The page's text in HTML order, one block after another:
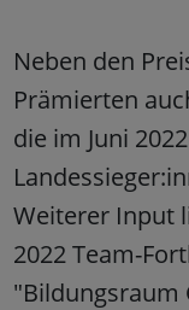
Neben den
Prämierten
die im Juni
Weiterer Input
2022 Team-
"Bildungsraum